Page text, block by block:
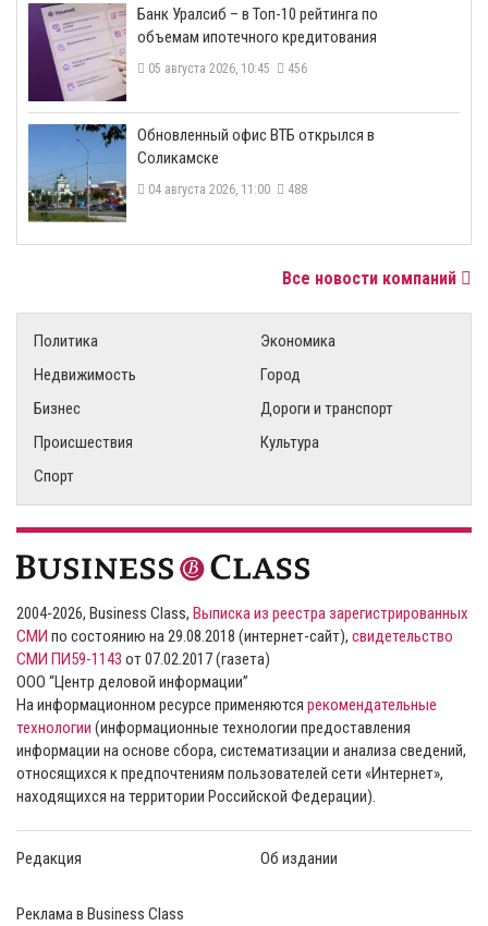
​Банк Уралсиб – в Топ-10 рейтинга по
объемам ипотечного кредитования
05 августа 2026, 10:45 456
​Обновленный офис ВТБ открылся в
Соликамске
04 августа 2026, 11:00 488
Все новости компаний
Политика
Экономика
Недвижимость
Город
Бизнес
Дороги и транспорт
Происшествия
Культура
Спорт
2004-2026, Business Class, Выписка из реестра зарегистрированных
СМИ по состоянию на 29.08.2018 (интернет-сайт), свидетельство
СМИ ПИ59-1143 от 07.02.2017 (газета)
ООО “Центр деловой информации”
На информационном ресурсе применяются рекомендательные
технологии (информационные технологии предоставления
информации на основе сбора, систематизации и анализа сведений,
относящихся к предпочтениям пользователей сети «Интернет»,
находящихся на территории Российской Федерации).
Редакция Об издании
Реклама в Business Class